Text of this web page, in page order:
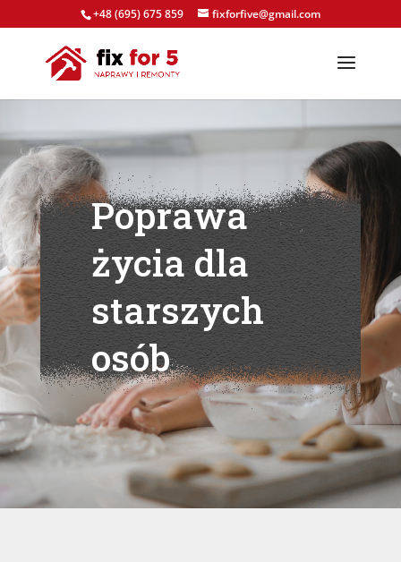
+48 (695) 675 859 fixforfive@gmail.com
Poprawa
życia dla
starszych
osób